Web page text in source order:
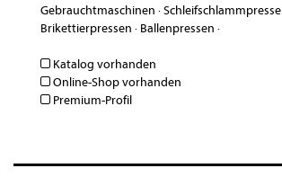
Gebrauchtmaschinen ·
Brikettierpressen · Ballenpressen ·
Katalog vorhanden
Online-Shop vorhanden
Premium-Profil